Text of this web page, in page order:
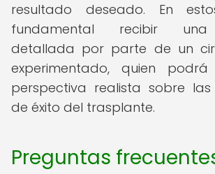
resultado deseado. En
fundamental recibir una
detallada por parte de un
experimentado, quien
perspectiva realista sobre las
de éxito del trasplante.
Preguntas